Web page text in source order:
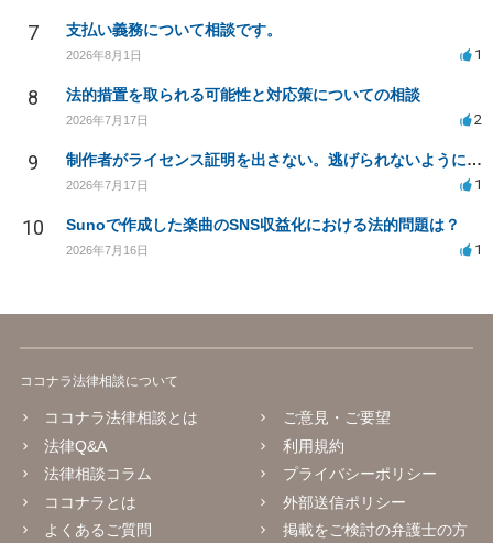
7 支払い義務について相談です。
2026年8月1日 1
8 法的措置を取られる可能性と対応策についての相談
2026年7月17日 2
9 制作者がライセンス証明を出さない。逃げられないように、今すぐ法的に何をすべきか
2026年7月17日 1
10 Sunoで作成した楽曲のSNS収益化における法的問題は？
2026年7月16日 1
ココナラ法律相談について
ココナラ法律相談とは
法律Q&A
法律相談コラム
ココナラとは
よくあるご質問
ご意見・ご要望
利用規約
プライバシーポリシー
外部送信ポリシー
掲載をご検討の弁護士の方